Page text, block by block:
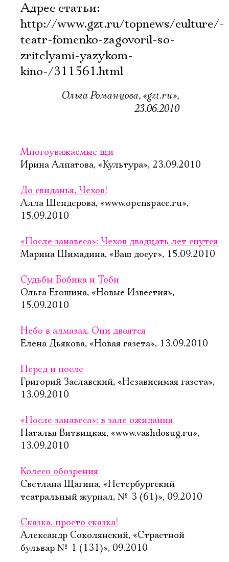
Адрес статьи:
http://www.gzt.ru/topnews/culture/-
teatr-fomenko-zagovoril-so-
zritelyami-yazykom-
kino-/311561.html
Ольга Романцова, «gzt.ru»,
23.06.2010
Многоуважаемые щи
Ирина Алпатова, «Культура», 23.09.2010
До свиданья, Чехов!
Алла Шендерова, «www.openspace.ru»,
15.09.2010
«После занавеса»: Чехов двадцать лет спутся
Марина Шимадина, «Ваш досуг», 15.09.2010
Судьбы Бобика и Тоби
Ольга Егошина, «Новые Известия»,
15.09.2010
Небо в алмазах. Они двоятся
Елена Дьякова, «Новая газета», 13.09.2010
Перед и после
Григорий Заславский, «Независимая газета»,
13.09.2010
«После занавеса»: в зале ожидания
Наталья Витвицкая, «www.vashdosug.ru»,
13.09.2010
Колесо обозрения
Светлана Щагина, «Петербургский
театральный журнал, № 3 (61)», 09.2010
Сказка, просто сказка!
Александр Соколянский, «Страстной
бульвар № 1 (131)», 09.2010